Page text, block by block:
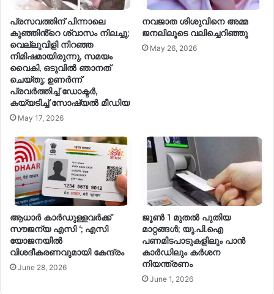
പ്രസവത്തിന് പിന്നാലെ
കുഞ്ഞിൻ്റെ ശ്വാസം നിലച്ചു;
വെല്ലുവിളി നിറഞ്ഞ
നിമിഷമായിരുന്നു, സമയം
വൈകി, ഒടുവിൽ ഞാനത്
ചെയ്തു; ഉണർന്ന്
പ്രവർത്തിച്ച് ഡോക്ടർ,
കയ്യടിച്ച് സോഷ്യൽ മീഡിയ
May 17, 2026
നവജാത ശിശുവിനെ അമ്മ
ജനലിലൂടെ വലിച്ചെറിഞ്ഞു
May 26, 2026
ആധാര്‍ കാര്‍ഡുള്ളവര്‍ക്ക്
സൗജന്യ എസി ‘; എസി
യോജനയില്‍
വിശദീകരണവുമായി കേന്ദ്രം
June 28, 2026
ജൂൺ 1 മുതൽ പുതിയ
മാറ്റങ്ങൾ; യു.പി.ഐ
പണമിടപാടുകളിലും പാൻ
കാർഡിലും കർശന
നിയന്ത്രണം
June 1, 2026